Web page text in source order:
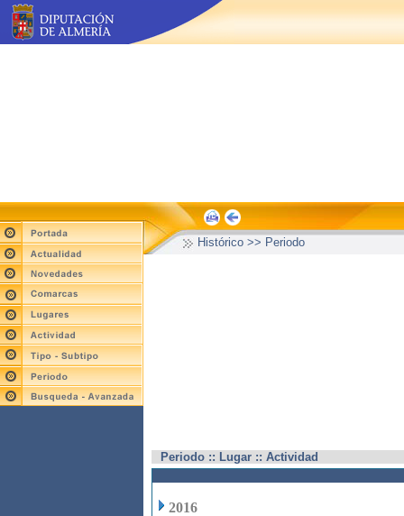
Histórico >> Periodo
Periodo :: Lugar :: Actividad
2016